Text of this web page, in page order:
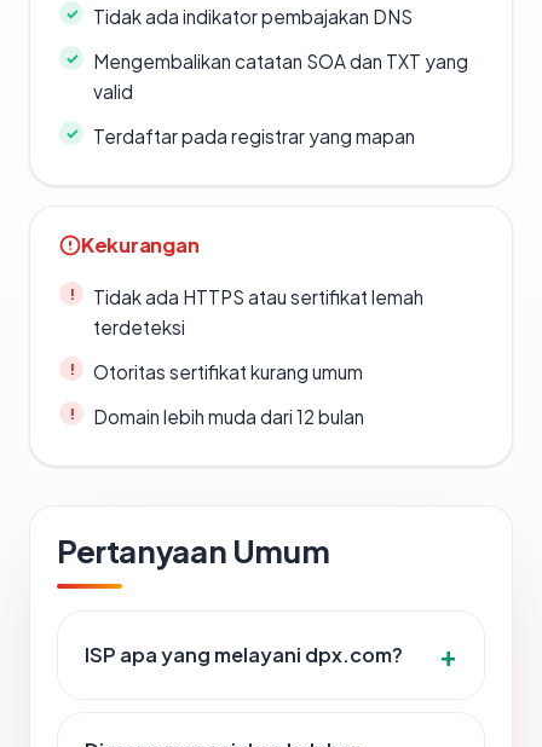
Tidak ada indikator pembajakan DNS
Mengembalikan catatan SOA dan TXT yang
valid
Terdaftar pada registrar yang mapan
Kekurangan
Tidak ada HTTPS atau sertifikat lemah
terdeteksi
Otoritas sertifikat kurang umum
Domain lebih muda dari 12 bulan
Pertanyaan Umum
ISP apa yang melayani dpx.com?